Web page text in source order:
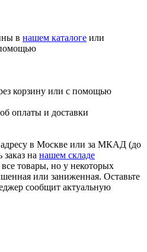
в нашем каталоге или
помощью
корзину или с помощью
оплаты и доставки
в Москве или за МКАД (до
на нашем складе
товары, но у некоторых
или заниженная. Оставьте
сообщит актуальную